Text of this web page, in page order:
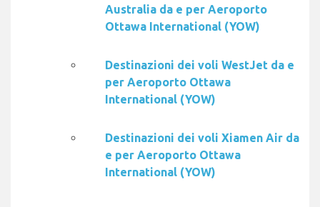
Australia da e per Aeroporto
Ottawa International (YOW)
Destinazioni dei voli WestJet da e
per Aeroporto Ottawa
International (YOW)
Destinazioni dei voli Xiamen Air da
e per Aeroporto Ottawa
International (YOW)